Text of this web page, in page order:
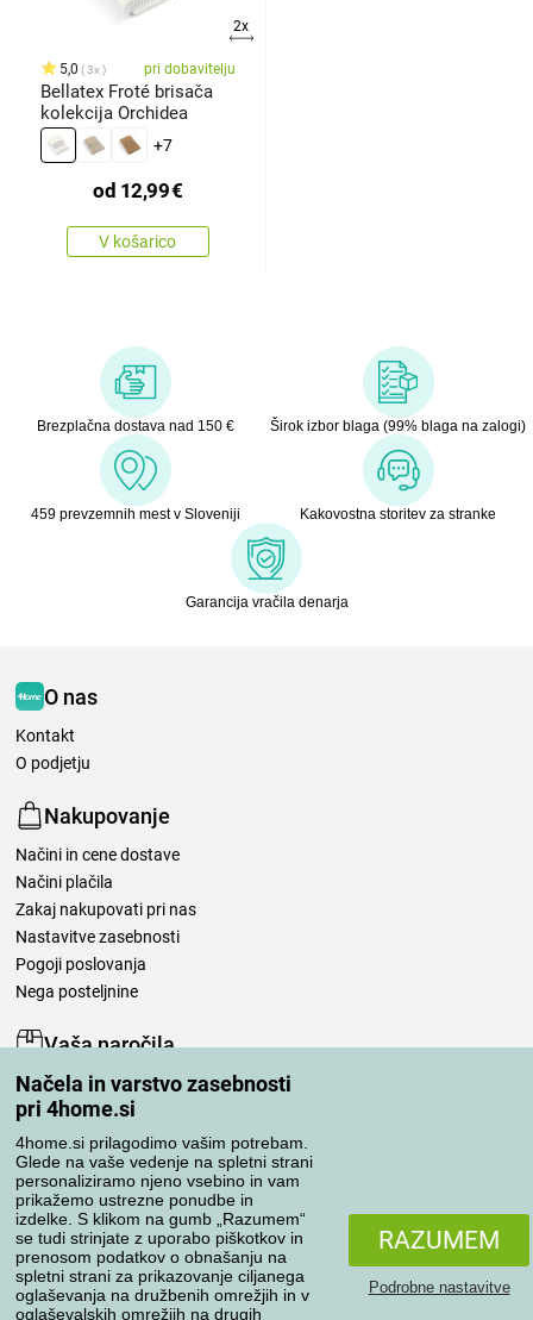
Načela in varstvo zasebnosti
pri 4home.si
4home.si prilagodimo vašim potrebam.
Glede na vaše vedenje na spletni strani
personaliziramo njeno vsebino in vam
prikažemo ustrezne ponudbe in
izdelke. S klikom na gumb „Razumem“
se tudi strinjate z uporabo piškotkov in
prenosom podatkov o obnašanju na
spletni strani za prikazovanje ciljanega
oglaševanja na družbenih omrežjih in v
oglaševalskih omrežjih na drugih
RAZUMEM
Podrobne nastavitve
2x
5,0 3x pri dobavitelju
Bellatex Froté brisača
kolekcija Orchidea
+7
od 12,99€
V košarico
Brezplačna dostava nad 150 € Širok izbor blaga (99% blaga na zalogi)
459 prevzemnih mest v Sloveniji Kakovostna storitev za stranke
Garancija vračila denarja
O nas
Kontakt
O podjetju
Nakupovanje
Načini in cene dostave
Načini plačila
Zakaj nakupovati pri nas
Nastavitve zasebnosti
Pogoji poslovanja
Nega posteljnine
Vaša naročila
Moj račun
Pregled naročil
Reklamacija
Odstop od kupoprodajne pogodbe
Pravila obdelave ocen
Načini prevoza